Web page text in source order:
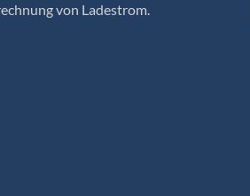
von Ladestrom.